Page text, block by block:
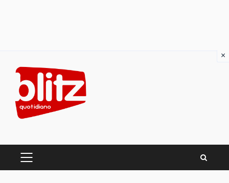
content
PRIMARY
×